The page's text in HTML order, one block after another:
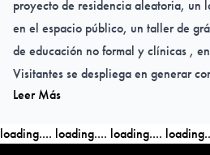
proyecto de residencia aleatoria, un
en el espacio público, un taller de
de educación no formal y clínicas ,
Visitantes se despliega en generar
interdependencia. En esta Crisis
decrecer y se multipliquen las
Leer Más
loading.... loading.... loading....